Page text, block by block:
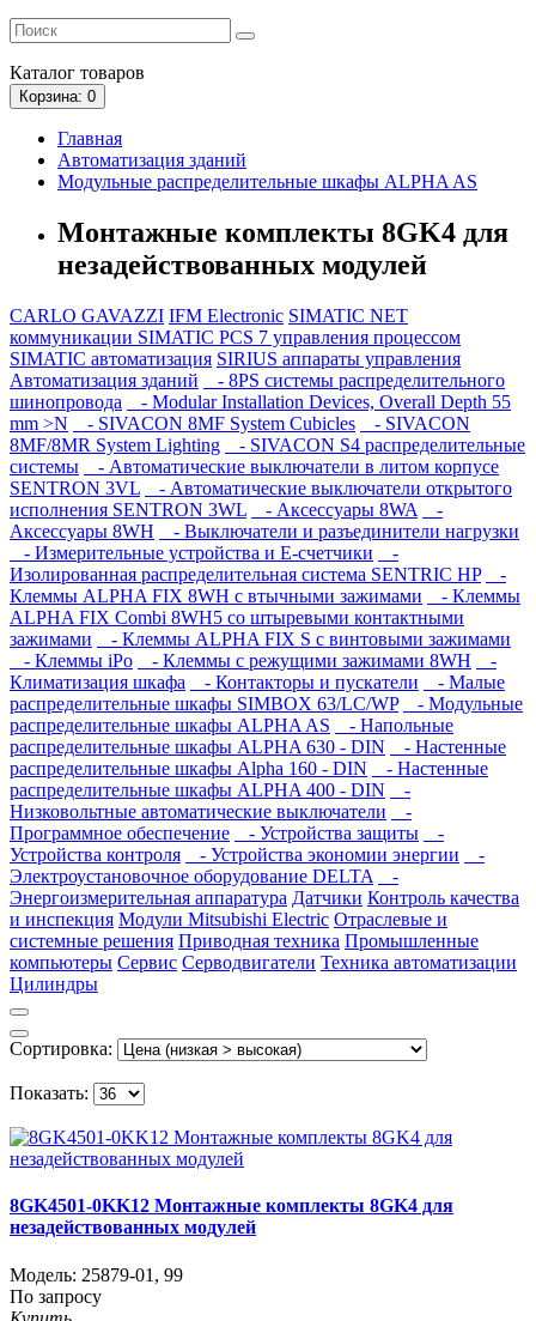
Каталог товаров
Корзина: 0
Главная
Автоматизация зданий
Модульные распределительные шкафы ALPHA AS
Монтажные комплекты 8GK4 для
незадействованных модулей
CARLO GAVAZZI IFM Electronic SIMATIC NET
коммуникации SIMATIC PCS 7 управления процессом
SIMATIC автоматизация SIRIUS аппараты управления
Автоматизация зданий
- 8PS системы распределительного
шинопровода
- Modular Installation Devices, Overall Depth 55
mm >N
- SIVACON 8MF System Cubicles
- SIVACON
8MF/8MR System Lighting
- SIVACON S4 распределительные
системы
- Автоматические выключатели в литом корпусе
SENTRON 3VL
- Автоматические выключатели открытого
исполнения SENTRON 3WL
- Аксессуары 8WA
-
Аксессуары 8WH
- Выключатели и разъединители нагрузки
- Измерительные устройства и E-счетчики
-
Изолированная распределительная система SENTRIC HP
-
Клеммы ALPHA FIX 8WH с втычными зажимами
- Клеммы
ALPHA FIX Combi 8WH5 со штыревыми контактными
зажимами
- Клеммы ALPHA FIX S с винтовыми зажимами
- Клеммы iPo
- Клеммы с режущими зажимами 8WH
-
Климатизация шкафа
- Контакторы и пускатели
- Малые
распределительные шкафы SIMBOX 63/LC/WP
- Модульные
распределительные шкафы ALPHA AS
- Напольные
распределительные шкафы ALPHA 630 - DIN
- Настенные
распределительные шкафы Alpha 160 - DIN
- Настенные
распределительные шкафы ALPHA 400 - DIN
-
Низковольтные автоматические выключатели
-
Программное обеспечение
- Устройства защиты
-
Устройства контроля
- Устройства экономии энергии
-
Электроустановочное оборудование DELTA
-
Энергоизмерительная аппаратура Датчики Контроль качества
и инспекция Модули Mitsubishi Electric Отраслевые и
системные решения Приводная техника Промышленные
компьютеры Сервис Серводвигатели Техника автоматизации
Цилиндры
Сортировка:
Показать:
8GK4501-0KK12 Монтажные комплекты 8GK4 для
незадействованных модулей
Модель: 25879-01 , 99
По запросу